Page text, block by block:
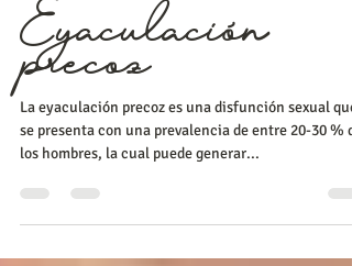
Eyaculación
precoz
La eyaculación precoz es una disfunción sexual que
se presenta con una prevalencia de entre 20-30 %
los hombres, la cual puede generar...